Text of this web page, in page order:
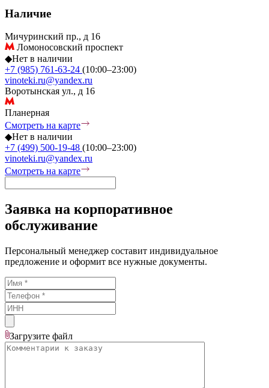
Наличие
Мичуринский пр., д 16
Ломоносовский проспект
◆Нет в наличии
+7 (985) 761-63-24 (10:00–23:00)
vinoteki.ru@yandex.ru
Воротынская ул., д 16
Планерная
Смотреть на карте
◆Нет в наличии
+7 (499) 500-19-48 (10:00–23:00)
vinoteki.ru@yandex.ru
Смотреть на карте
Заявка на корпоративное
обслуживание
Персональный менеджер составит индивидуальное
предложение и оформит все нужные документы.
Загрузите файл